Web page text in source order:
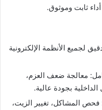
ثابت وموثوق.
لجميع الأنظمة الإلكترونية
معالجة ضعف العزم،
بجودة عالية.
فحص المشاكل، تغيير الزيت،